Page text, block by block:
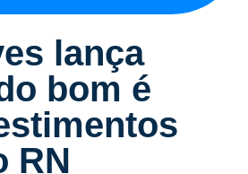
lança
bom é
RN